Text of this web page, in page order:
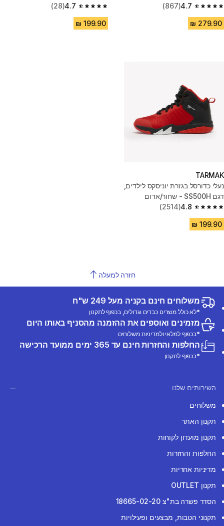
4.7
4.7 out of 5 stars from 867 reviews
(867)
4.7
4.7 out of 5 stars from 28 reviews
(28)
TARMAK
נעלי כדורסל בגזרת יוניסקס לילדים,
דגם SS500H - שחור/אדום
4.8
4.8 out of 5 stars from 2514 reviews
(2514)
חזרה למעלה
משלוחים חינם בקניה מעל 249 ש"ח
*לא כולל מוצרים כבדים וגדולים, בכפוף לתקנון
מזמינים ואוספים את ההזמנה מהסניף באותו היום
*בכפוף למלאי ולמדיניות משלוחים
החלפות והחזרות חינם עד 365 ימים ממועד הרכישה
*בכפוף לתקנון
השירותים שלנו
משלוחים
תקנון האתר
תקנון מועדון לקוחות
החלפות והחזרות
מדיניות אחריות
תקנון OUTLET
הסדר פשרה בת"צ 18665-02-20
תקנוני הטבות, מבצעים ופעילויות